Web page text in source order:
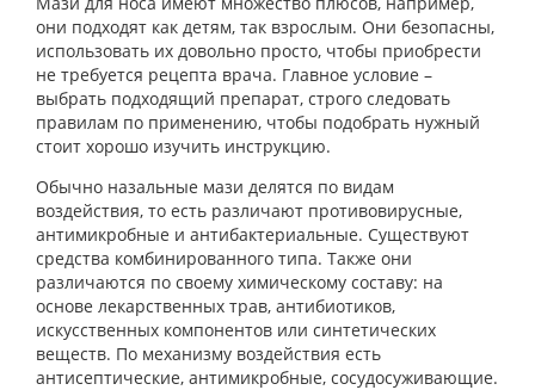
они подходят как детям, так взрослым. Они безопасны,
использовать их довольно просто, чтобы приобрести
не требуется рецепта врача. Главное условие –
выбрать подходящий препарат, строго следовать
правилам по применению, чтобы подобрать нужный
стоит хорошо изучить инструкцию.
Обычно назальные мази делятся по видам
воздействия, то есть различают противовирусные,
антимикробные и антибактериальные. Существуют
средства комбинированного типа. Также они
различаются по своему химическому составу: на
основе лекарственных трав, антибиотиков,
искусственных компонентов или синтетических
веществ. По механизму воздействия есть
антисептические, антимикробные, сосудосуживающие.